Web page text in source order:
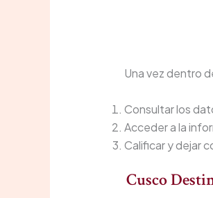
Una vez dentro
Consultar los
Acceder a la
Calificar y dejar
Cusco